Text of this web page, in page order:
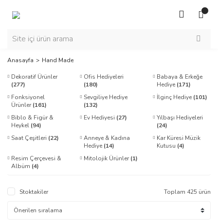
Anasayfa Hand Made
Dekoratif Ürünler
(277)
Ofis Hediyeleri
(180)
Babaya & Erkeğe
Hediye (171)
Fonksiyonel
Ürünler(161)
Sevgiliye Hediye
(132)
İlginç Hediye (101)
Biblo & Figür &
Heykel (94)
Ev Hediyesi (27)
Yılbaşı Hediyeleri
(24)
Saat Çeşitleri (22)
Anneye & Kadına
Hediye (14)
Kar Küresi Müzik
Kutusu (4)
Resim Çerçevesi &
Albüm (4)
Mitolojik Ürünler(1)
Stoktakiler Toplam 425 ürün